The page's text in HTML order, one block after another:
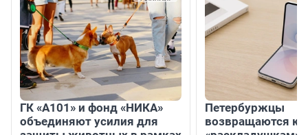
ГК «А101» и фонд «НИКА»
объединяют усилия для
Петербуржцы
возвращаются к